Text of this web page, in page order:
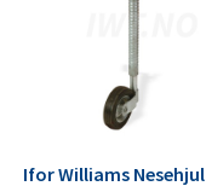
Ifor Williams Nesehjul